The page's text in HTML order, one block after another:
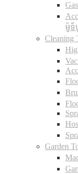
ម៉ូទ័
Cleaning
Garden